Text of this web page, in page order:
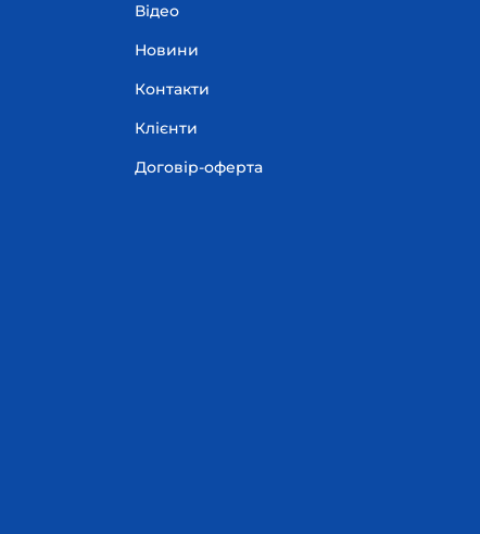
Відео
Новини
Контакти
Клієнти
Договір-оферта